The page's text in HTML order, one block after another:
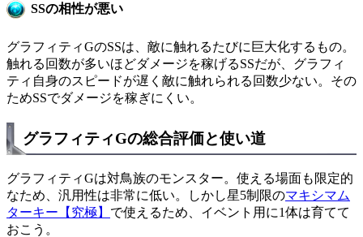
SSの相性が悪い
グラフィティGのSSは、敵に触れるたびに巨大化するもの。
触れる回数が多いほどダメージを稼げるSSだが、グラフィ
ティ自身のスピードが遅く敵に触れられる回数少ない。その
ためSSでダメージを稼ぎにくい。
グラフィティGの総合評価と使い道
グラフィティGは対鳥族のモンスター。使える場面も限定的
なため、汎用性は非常に低い。しかし星5制限のマキシマム
ターキー【究極】 で使えるため、イベント用に1体は育てて
おこう。